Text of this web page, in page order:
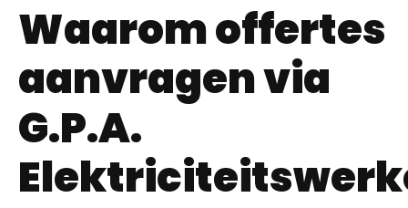
Waarom offertes
aanvragen via
G.P.A.